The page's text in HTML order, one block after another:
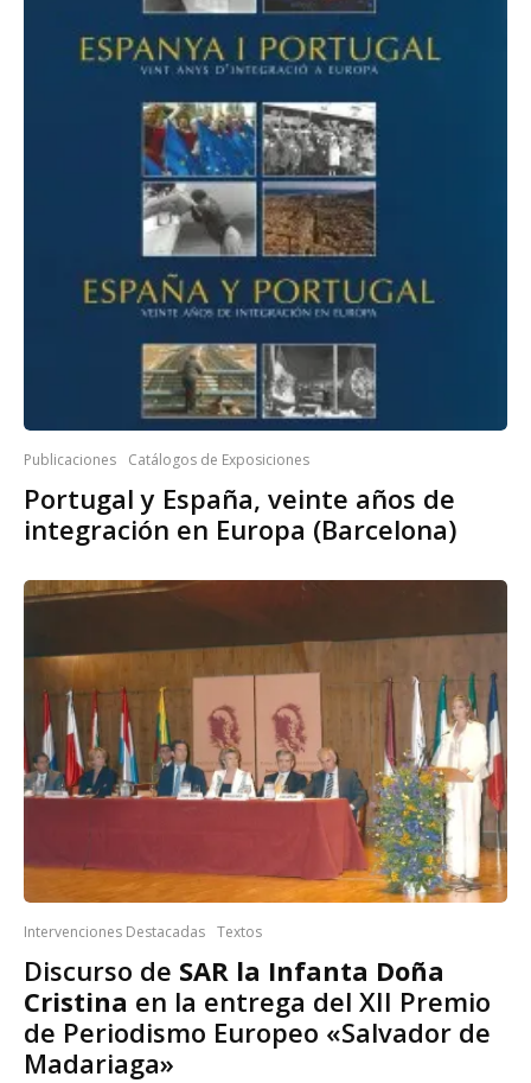
Publicaciones Catálogos de Exposiciones
Portugal y España, veinte años de
integración en Europa (Barcelona)
Intervenciones Destacadas Textos
Discurso de SAR la Infanta Doña
Cristina en la entrega del XII Premio
de Periodismo Europeo «Salvador de
Madariaga»